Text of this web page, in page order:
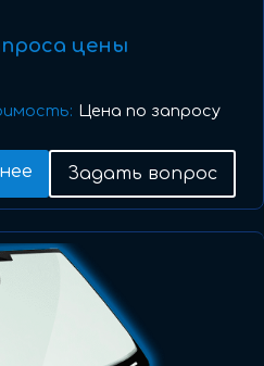
цены
Цена по запросу
Задать вопрос